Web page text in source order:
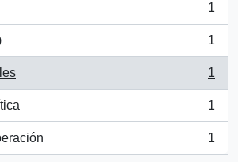
1
1
1
1
1